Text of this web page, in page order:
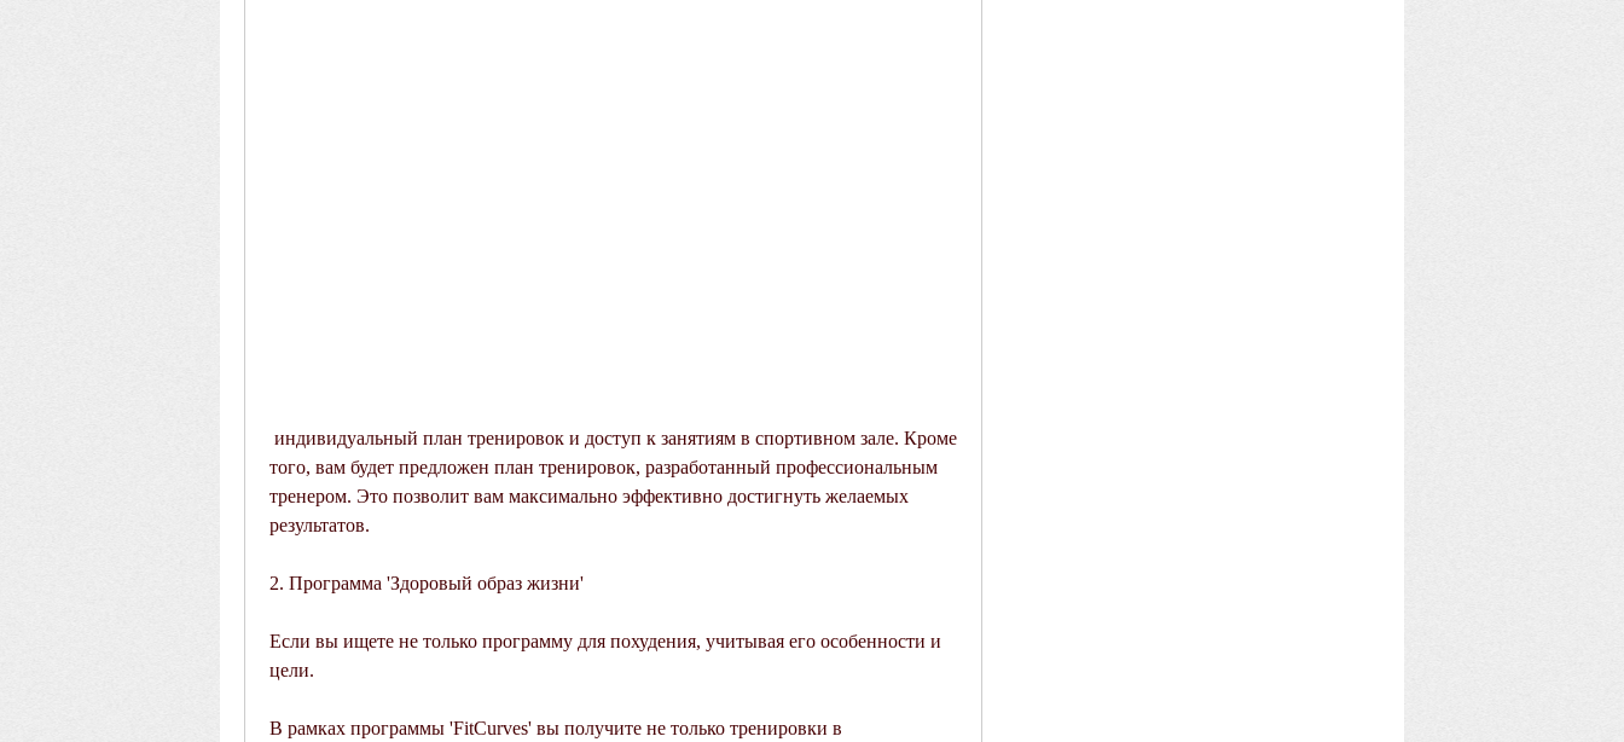
того, вам будет предложен план тренировок, разработанный профессиональным
тренером. Это позволит вам максимально эффективно достигнуть желаемых
результатов.
2. Программа 'Здоровый образ жизни'
Если вы ищете не только программу для похудения, учитывая его особенности и
цели.
В рамках программы 'FitCurves' вы получите не только тренировки в